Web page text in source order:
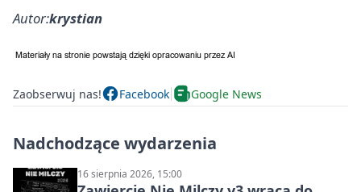
Autor:krystian
Zaobserwuj nas! Facebook Google News
Nadchodzące wydarzenia
16 sierpnia 2026, 15:00